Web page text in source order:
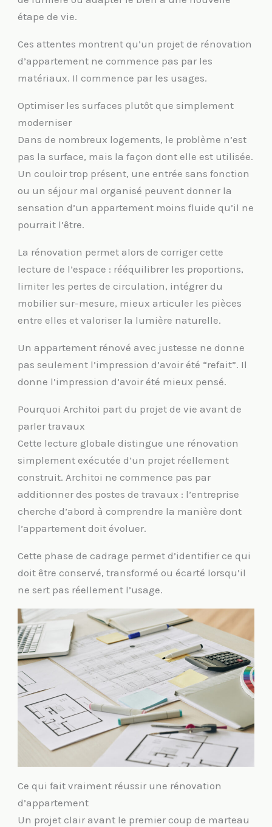
étape de vie.
Ces attentes montrent qu’un projet de rénovation
d’appartement ne commence pas par les
matériaux. Il commence par les usages.
Optimiser les surfaces plutôt que simplement
moderniser
Dans de nombreux logements, le problème n’est
pas la surface, mais la façon dont elle est utilisée.
Un couloir trop présent, une entrée sans fonction
ou un séjour mal organisé peuvent donner la
sensation d’un appartement moins fluide qu’il ne
pourrait l’être.
La rénovation permet alors de corriger cette
lecture de l’espace : rééquilibrer les proportions,
limiter les pertes de circulation, intégrer du
mobilier sur-mesure, mieux articuler les pièces
entre elles et valoriser la lumière naturelle.
Un appartement rénové avec justesse ne donne
pas seulement l’impression d’avoir été “refait”. Il
donne l’impression d’avoir été mieux pensé.
Pourquoi Architoi part du projet de vie avant de
parler travaux
Cette lecture globale distingue une rénovation
simplement exécutée d’un projet réellement
construit. Architoi ne commence pas par
additionner des postes de travaux : l’entreprise
cherche d’abord à comprendre la manière dont
l’appartement doit évoluer.
Cette phase de cadrage permet d’identifier ce qui
doit être conservé, transformé ou écarté lorsqu’il
ne sert pas réellement l’usage.
Ce qui fait vraiment réussir une rénovation
d’appartement
Un projet clair avant le premier coup de marteau